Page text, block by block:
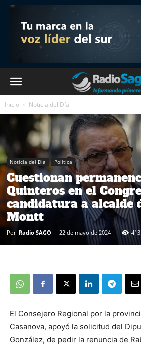
Inicio Noticia del Día
Noticia del Día Política
Cuestionan
Quinteros en el
candidatura a alcalde
Montt
Por Radio SAGO - 22 de mayo de 2024 413
El Consejero Regional por la
Casanova, apoyó la solicitud del
González, de pedir la renuncia de